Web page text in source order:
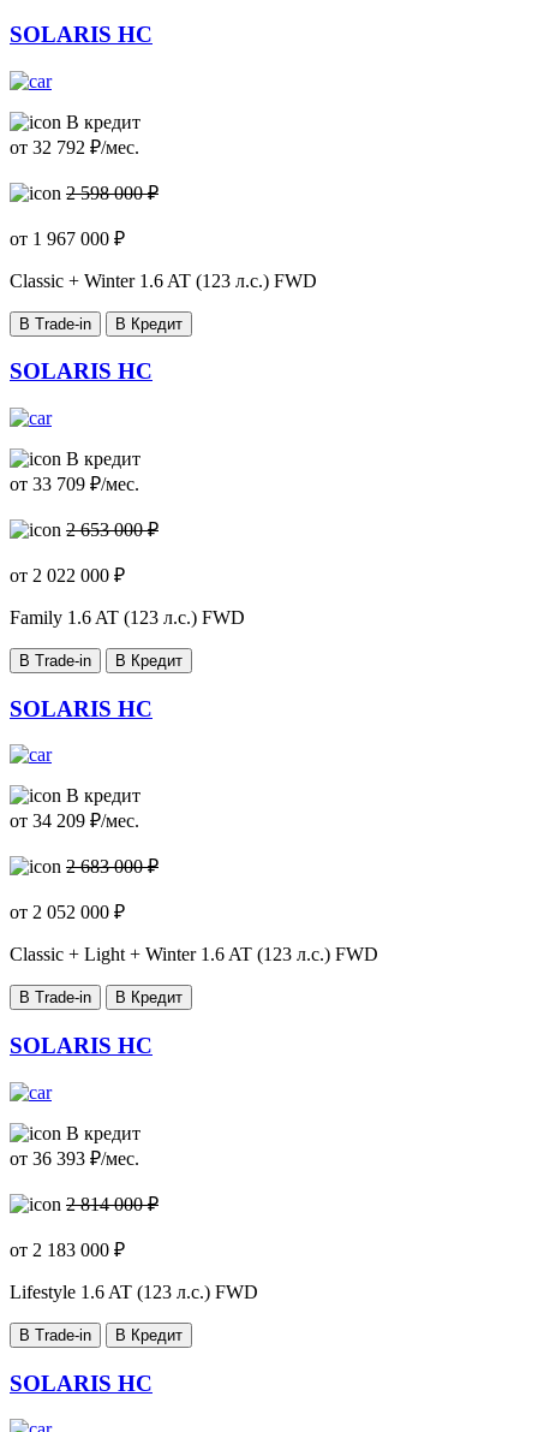
SOLARIS HC
В кредит
от 32 792 ₽/мес.
2 598 000 ₽
от 1 967 000 ₽
Classic + Winter 1.6 AT (123 л.с.) FWD
В Trade-in В Кредит
SOLARIS HC
В кредит
от 33 709 ₽/мес.
2 653 000 ₽
от 2 022 000 ₽
Family 1.6 AT (123 л.с.) FWD
В Trade-in В Кредит
SOLARIS HC
В кредит
от 34 209 ₽/мес.
2 683 000 ₽
от 2 052 000 ₽
Classic + Light + Winter 1.6 AT (123 л.с.) FWD
В Trade-in В Кредит
SOLARIS HC
В кредит
от 36 393 ₽/мес.
2 814 000 ₽
от 2 183 000 ₽
Lifestyle 1.6 AT (123 л.с.) FWD
В Trade-in В Кредит
SOLARIS HC